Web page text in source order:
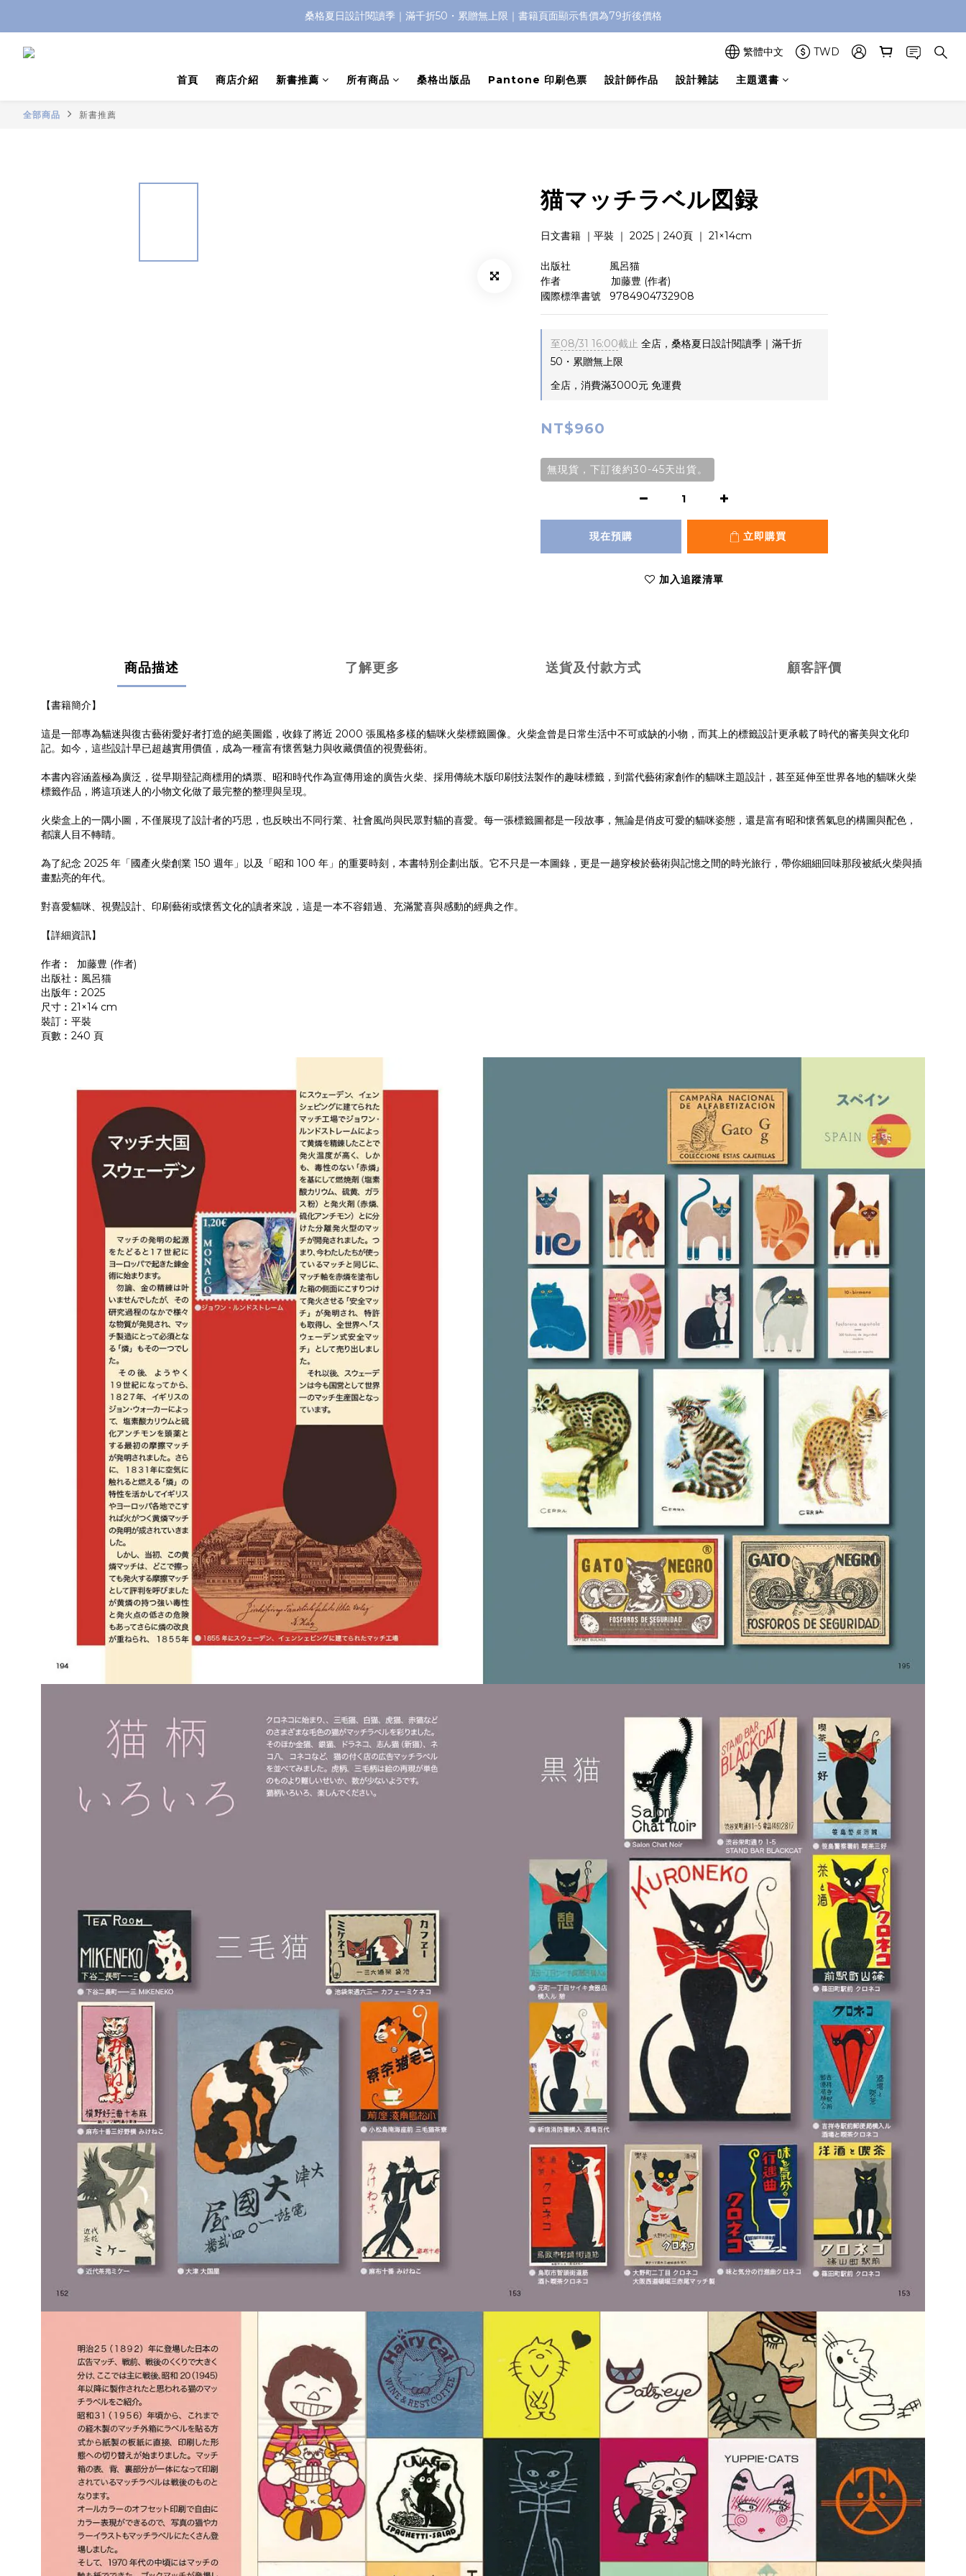
桑格夏日設計閱讀季｜滿千折50・累贈無上限｜書籍頁面顯示售價為79折後價格
繁體中文 TWD
首頁 商店介紹 新書推薦 所有商品 桑格出版品 Pantone 印刷色票 設計師作品 設計雜誌 主題選書
全部商品 新書推薦
猫マッチラベル図録
日文書籍 ｜平裝 ｜ 2025｜240頁 ｜ 21×14cm
出版社　　   　風呂猫
作者　　　       加藤豊 (作者)
國際標準書號   9784904732908
至08/31 16:00截止 全店，桑格夏日設計閱讀季｜滿千折
50・累贈無上限
全店，消費滿3000元 免運費
NT$960
無現貨，下訂後約30-45天出貨。
現在預購 立即購買
加入追蹤清單
商品描述 了解更多 送貨及付款方式 顧客評價
【書籍簡介】
這是一部專為貓迷與復古藝術愛好者打造的絕美圖鑑，收錄了將近 2000 張風格多樣的貓咪火柴標籤圖像。火柴盒曾是日常生活中不可或缺的小物，而其上的標籤設計更承載了時代的審美與文化印
記。如今，這些設計早已超越實用價值，成為一種富有懷舊魅力與收藏價值的視覺藝術。
本書內容涵蓋極為廣泛，從早期登記商標用的燐票、昭和時代作為宣傳用途的廣告火柴、採用傳統木版印刷技法製作的趣味標籤，到當代藝術家創作的貓咪主題設計，甚至延伸至世界各地的貓咪火柴
標籤作品，將這項迷人的小物文化做了最完整的整理與呈現。
火柴盒上的一隅小圖，不僅展現了設計者的巧思，也反映出不同行業、社會風尚與民眾對貓的喜愛。每一張標籤圖都是一段故事，無論是俏皮可愛的貓咪姿態，還是富有昭和懷舊氣息的構圖與配色，
都讓人目不轉睛。
為了紀念 2025 年「國產火柴創業 150 週年」以及「昭和 100 年」的重要時刻，本書特別企劃出版。它不只是一本圖錄，更是一趟穿梭於藝術與記憶之間的時光旅行，帶你細細回味那段被紙火柴與插
畫點亮的年代。
對喜愛貓咪、視覺設計、印刷藝術或懷舊文化的讀者來說，這是一本不容錯過、充滿驚喜與感動的經典之作。
【詳細資訊】
作者︰ 加藤豊 (作者)
出版社︰風呂猫
出版年︰2025
尺寸︰21×14 cm
裝訂︰平裝
頁數︰240 頁